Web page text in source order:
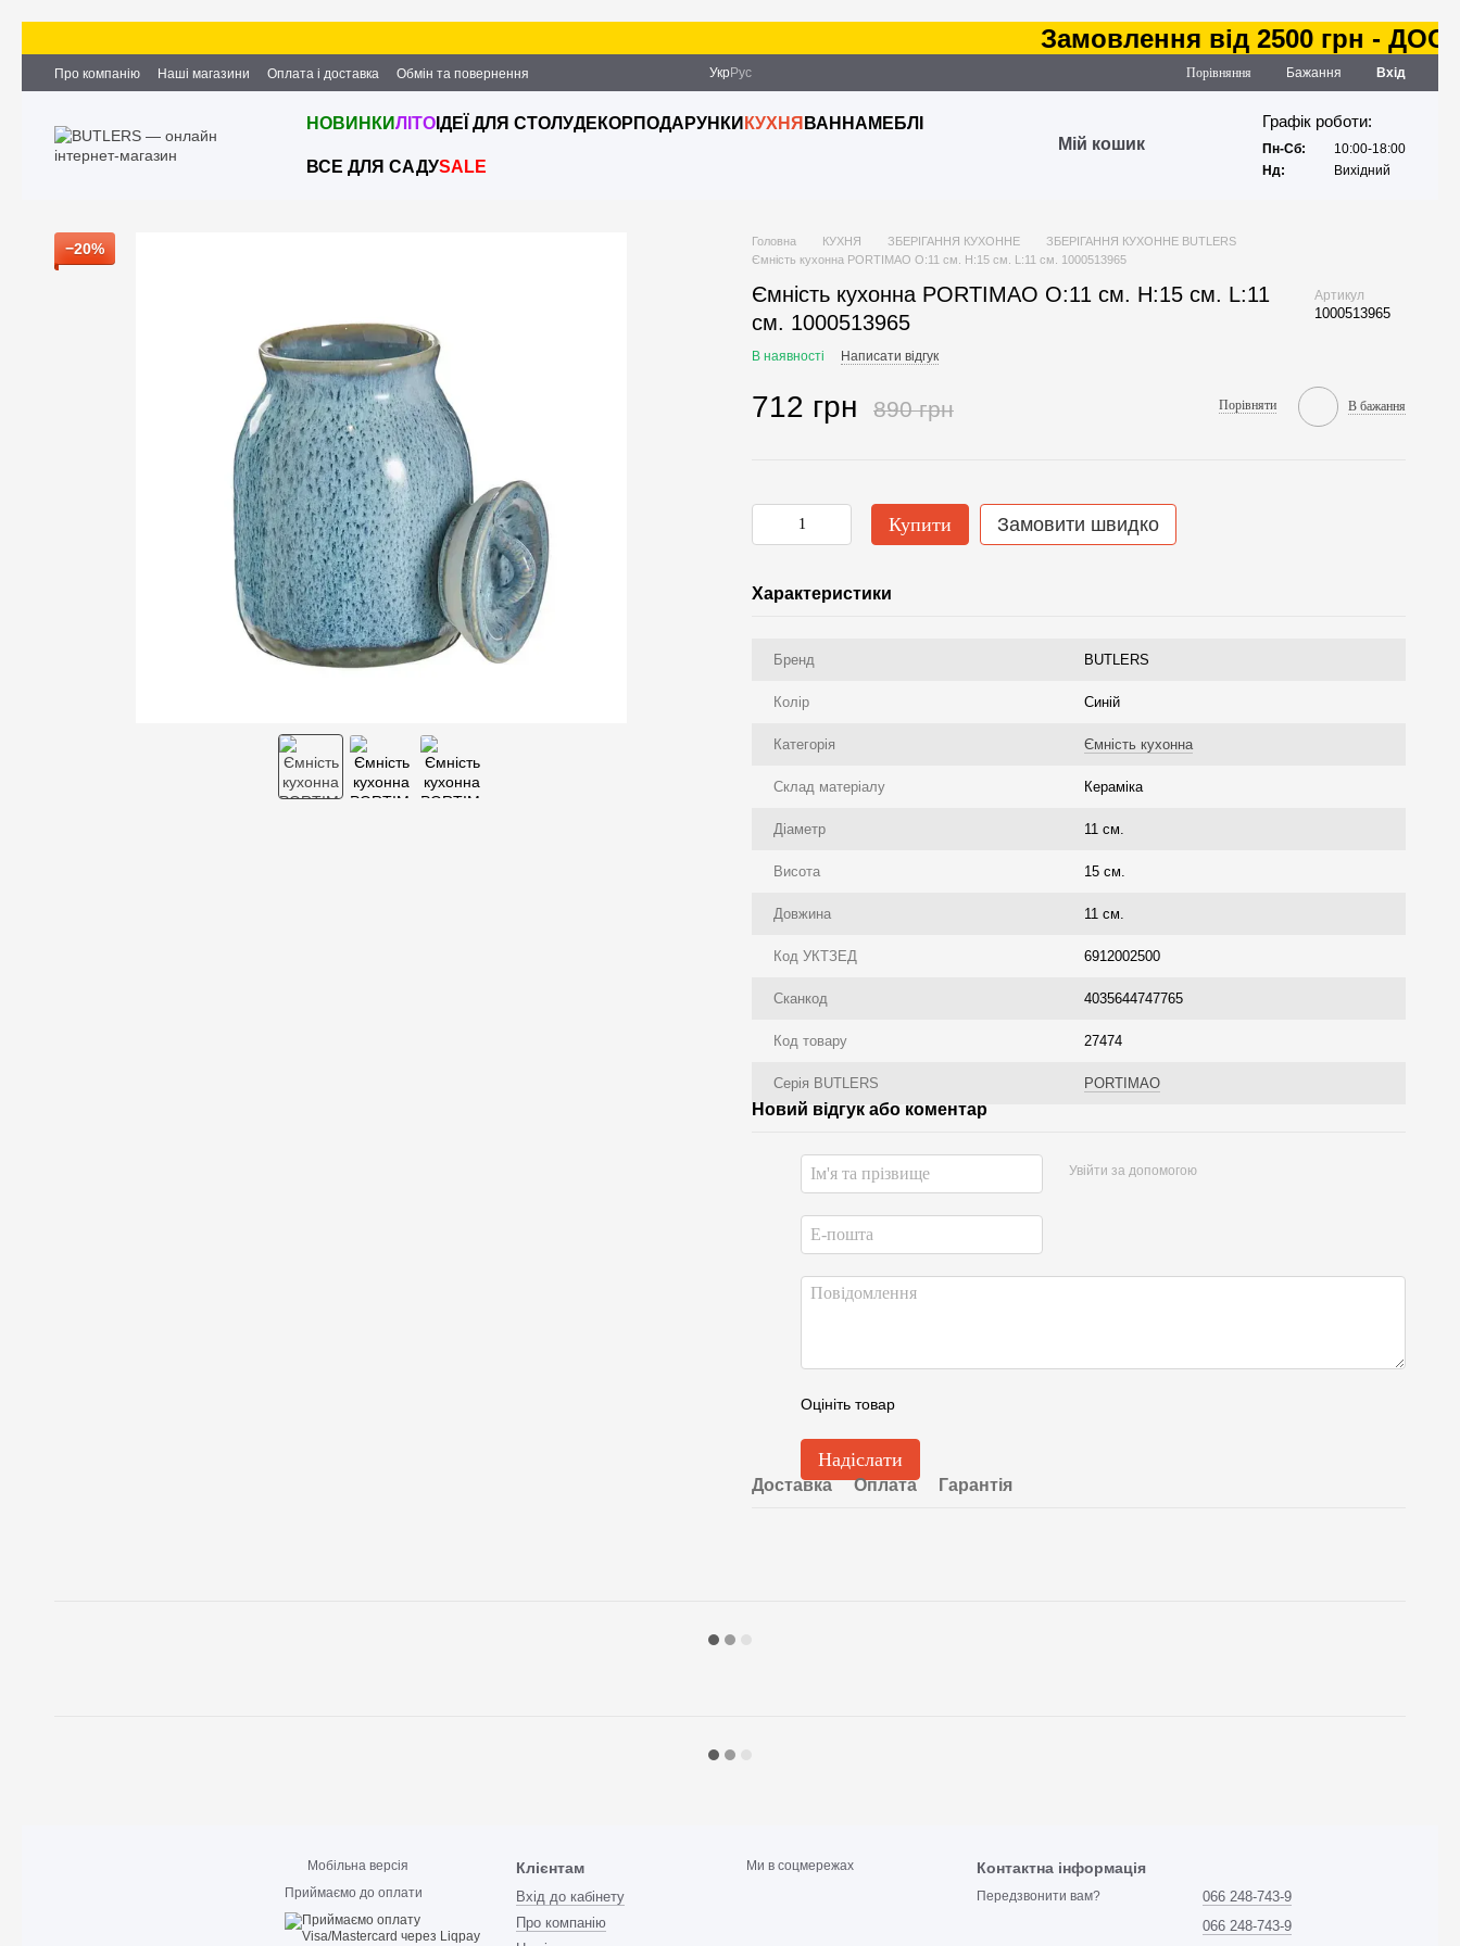
Замовлення від 2500 грн -
Про компанію Наші магазини Оплата і доставка
Обмін та повернення
Партнерство та співпраця
Вакансії Контактна інформація
Укр Рус Порівняння Бажання Вхід
НОВИНКИЛІТО ІДЕЇ ДЛЯ СТОЛУДЕКОР ПОДАРУНКИ КУХНЯ ВАННА МЕБЛІ
ВСЕ ДЛЯ САДУSALE
Мій кошик
Графік роботи:
Пн-Сб:
10:00-18:00
Нд:
Вихідний
−20% Головна КУХНЯ ЗБЕРІГАННЯ КУХОННЕ
ЗБЕРІГАННЯ КУХОННЕ BUTLERS
Ємність кухонна PORTIMAO O:11 см. H:15 см. L:11 см. 1000513965
Ємність кухонна PORTIMAO O:11 см. H:15 см. L:11
см. 1000513965
Артикул
1000513965
В наявності Написати відгук
712 грн 890 грн Порівняти В бажання
Купити Замовити швидко
Характеристики
Бренд BUTLERS
Колір Синій
Категорія Ємність кухонна
Склад матеріалу Кераміка
Діаметр 11 см.
Висота 15 см.
Довжина 11 см.
Код УКТЗЕД 6912002500
Сканкод 4035644747765
Код товару 27474
Серія BUTLERS PORTIMAO
Новий відгук або коментар
Увійти за допомогою
Оцініть товар
Надіслати
Доставка Оплата Гарантія
Мобільна версія
Приймаємо до оплати
Клієнтам
Вхід до кабінету
Про компанію
Ми в соцмережах Контактна інформація
Передзвонити вам?
066 248-743-9
066 248-743-9